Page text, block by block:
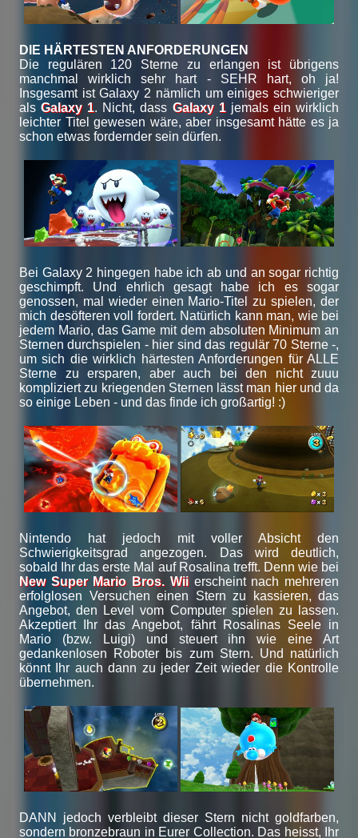
DIE HÄRTESTEN ANFORDERUNGEN
Die regulären 120 Sterne zu erlangen ist übrigens
manchmal wirklich sehr hart - SEHR hart, oh ja!
Insgesamt ist Galaxy 2 nämlich um einiges schwieriger
alsGalaxy 1. Nicht, dass Galaxy 1jemals ein wirklich
leichter Titel gewesen wäre, aber insgesamt hätte es ja
schon etwas fordernder sein dürfen.
Bei Galaxy 2 hingegen habe ich ab und an sogar richtig
geschimpft. Und ehrlich gesagt habe ich es sogar
genossen, mal wieder einen Mario-Titel zu spielen, der
mich desöfteren voll fordert. Natürlich kann man, wie bei
jedem Mario, das Game mit dem absoluten Minimum an
Sternen durchspielen - hier sind das regulär 70 Sterne -,
um sich die wirklich härtesten Anforderungen für ALLE
Sterne zu ersparen, aber auch bei den nicht zuuu
kompliziert zu kriegenden Sternen lässt man hier und da
so einige Leben - und das finde ich großartig! :)
Nintendo hat jedoch mit voller Absicht den
Schwierigkeitsgrad angezogen. Das wird deutlich,
sobald Ihr das erste Mal auf Rosalina trefft. Denn wie bei
New Super Mario Bros. Wiierscheint nach mehreren
erfolglosen Versuchen einen Stern zu kassieren, das
Angebot, den Level vom Computer spielen zu lassen.
Akzeptiert Ihr das Angebot, fährt Rosalinas Seele in
Mario (bzw. Luigi) und steuert ihn wie eine Art
gedankenlosen Roboter bis zum Stern. Und natürlich
könnt Ihr auch dann zu jeder Zeit wieder die Kontrolle
übernehmen.
DANN jedoch verbleibt dieser Stern nicht goldfarben,
sondern bronzebraun in Eurer Collection. Das heisst, Ihr